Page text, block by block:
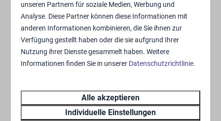
Buchen Sie hier einen Urlaub
in einer unserer Glamping-
Unterkünfte⤵
Suchanfrage
unseren Partnern für soziale Medien, Werbung und
Analyse. Diese Partner können diese Informationen mit
anderen Informationen kombinieren, die Sie ihnen zur
Verfügung gestellt haben oder die sie aufgrund Ihrer
Nutzung ihrer Dienste gesammelt haben. Weitere
Informationen finden Sie in unserer Datenschutzrichtlinie.
Alle akzeptieren
Individuelle Einstellungen